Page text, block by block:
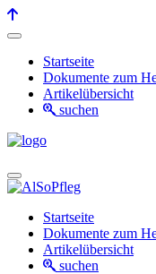
Startseite
Dokumente zum
Artikelübersicht
suchen
Startseite
Dokumente zum
Artikelübersicht
suchen